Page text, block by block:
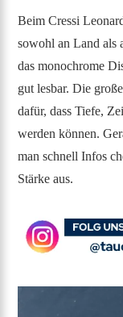
Beim Cressi
sowohl an Land als
das monochrome
gut lesbar. Die
dafür, dass Tiefe,
werden können.
man schnell Infos
Stärke aus.